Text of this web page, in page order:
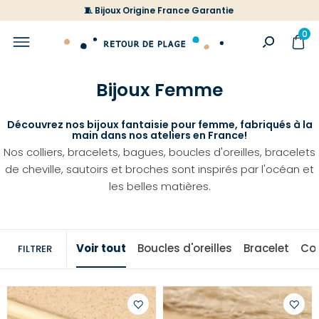
🧵 Bijoux Origine France Garantie
0
Bijoux Femme
Découvrez nos bijoux fantaisie pour femme, fabriqués à la
main dans nos ateliers en France!
Nos colliers, bracelets, bagues, boucles d'oreilles, bracelets
de cheville, sautoirs et broches sont inspirés par l'océan et
les belles matières.
FILTRER Voir tout Boucles d'oreilles Bracelet